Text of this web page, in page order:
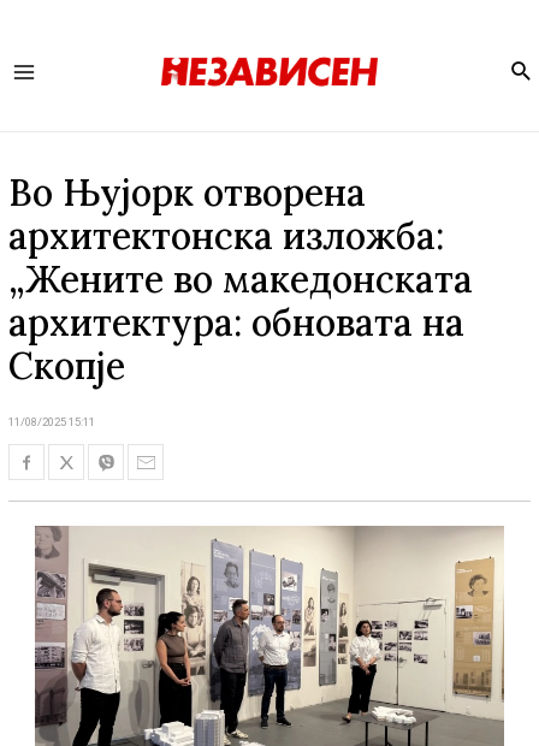
Во Њујорк отворена
архитектонска изложба:
„Жените во македонската
архитектура: обновата на
Скопје
11/08/2025 15:11